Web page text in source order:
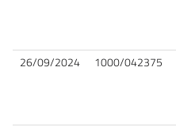
26/09/2024 1000/042375